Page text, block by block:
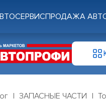
ПРОДАЖА
ЗАПАСНЫЕ ЧАСТИ